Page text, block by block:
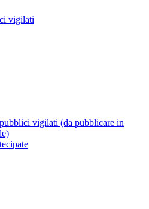
vigilati
vigilati (da pubblicare in